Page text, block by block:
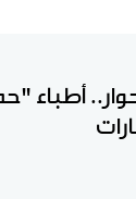
أطباء